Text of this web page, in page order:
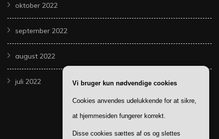
oktober 2022
september 2022
august 2022
juli 2022 Vi bruger kun nødvendige cookies
Cookies anvendes udelukkende for at sikre,
at hjemmesiden fungerer korrekt.
Disse cookies sættes af os og slettes